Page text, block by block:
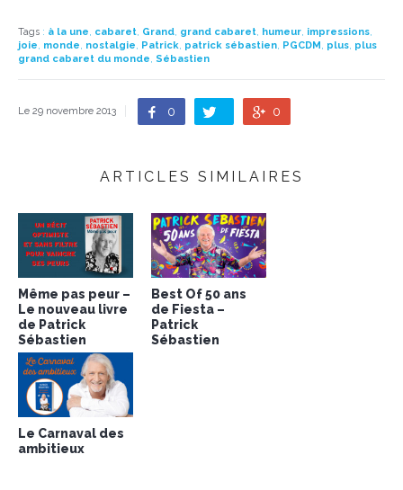
Tags : à la une, cabaret, Grand, grand cabaret, humeur, impressions,
joie, monde, nostalgie, Patrick, patrick sébastien, PGCDM, plus, plus
grand cabaret du monde, Sébastien
Le 29 novembre 2013 0 0
ARTICLES SIMILAIRES
Même pas peur –
Le nouveau livre
de Patrick
Sébastien
Best Of 50 ans
de Fiesta –
Patrick
Sébastien
Le Carnaval des
ambitieux